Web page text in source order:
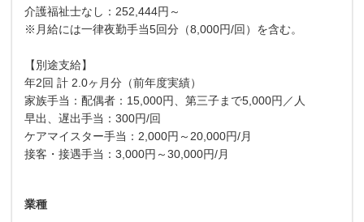
介護福祉士なし：252,444円～
※月給には一律夜勤手当5回分（8,000円/回）を含む。
【別途支給】
年2回 計 2.0ヶ月分（前年度実績）
家族手当：配偶者：15,000円、第三子まで5,000円／人
早出、遅出手当：300円/回
ケアマイスター手当：2,000円～20,000円/月
接客・接遇手当：3,000円～30,000円/月
業種